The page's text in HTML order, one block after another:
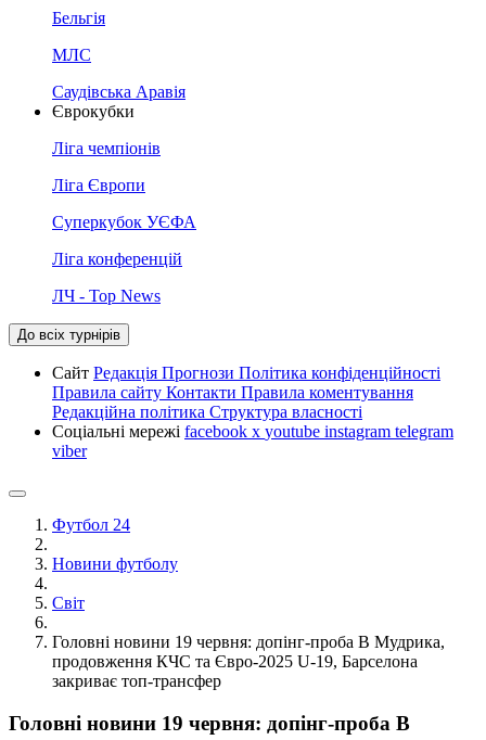
Бельгія
МЛС
Саудівська Аравія
Єврокубки
Ліга чемпіонів
Ліга Європи
Суперкубок УЄФА
Ліга конференцій
ЛЧ - Top News
До всіх турнірів
Сайт Редакція Прогнози Політика конфіденційності
Правила сайту Контакти Правила коментування
Редакційна політика Структура власності
Соціальні мережі facebook x youtube instagram telegram
viber
Футбол 24
Новини футболу
Світ
Головні новини 19 червня: допінг-проба B Мудрика,
продовження КЧС та Євро-2025 U-19, Барселона
закриває топ-трансфер
Головні новини 19 червня: допінг-проба B